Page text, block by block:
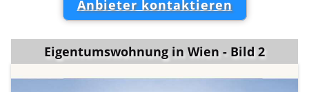
Anbieter kontaktieren
Eigentumswohnung in Wien - Bild 2